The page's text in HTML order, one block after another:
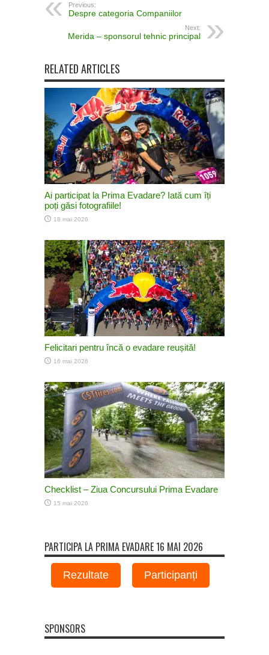
Previous:
Despre categoria Companiilor
Next:
Merida – sponsorul tehnic principal
RELATED ARTICLES
Ai participat la Prima Evadare? Iată cum îți
poți găsi fotografiile!
18 mai 2026
Felicitari pentru încă o evadare reușită!
16 mai 2026
Checklist – Ziua Concursului Prima Evadare
15 mai 2026
PARTICIPA LA PRIMA EVADARE 16 MAI 2026
Rezultate Participanți
SPONSORS